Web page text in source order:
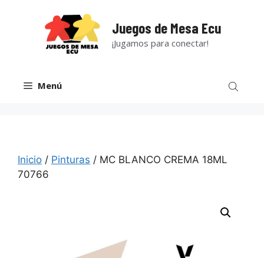
Juegos de Mesa Ecu
¡Jugamos para conectar!
Menú
Inicio / Pinturas / MC BLANCO CREMA 18ML
70766